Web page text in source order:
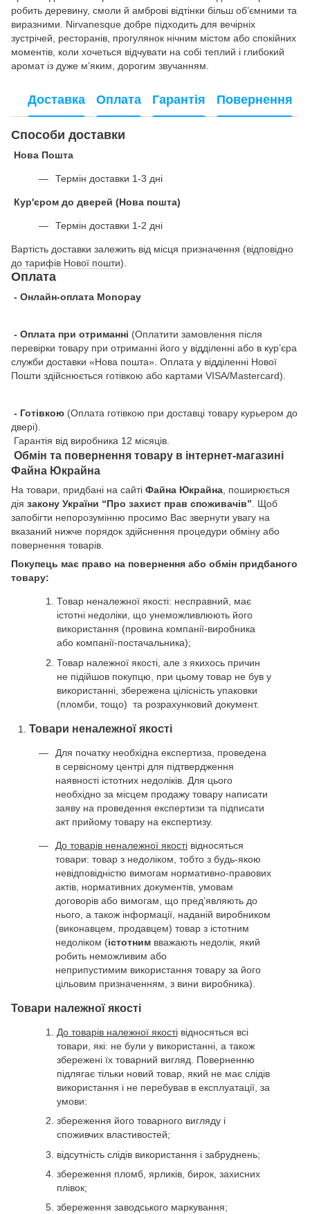
робить деревину, смоли й амброві відтінки більш об’ємними та
виразними. Nirvanesque добре підходить для вечірніх
зустрічей, ресторанів, прогулянок нічним містом або спокійних
моментів, коли хочеться відчувати на собі теплий і глибокий
аромат із дуже м’яким, дорогим звучанням.
Доставка Оплата Гарантія Повернення
Способи доставки
Нова Пошта
Термін доставки 1-3 дні
Кур'єром до дверей (Нова пошта)
Термін доставки 1-2 дні
Вартість доставки залежить від місця призначення (відповідно
до тарифів Нової пошти).
Оплата
- Онлайн-оплата Monopay
- Оплата при отриманні (Оплатити замовлення після
перевірки товару при отриманні його у відділенні або в кур’єра
служби доставки «Нова пошта». Оплата у відділенні Нової
Пошти здійснюється готівкою або картами VISA/Mastercard).
- Готівкою (Оплата готівкою при доставці товару курьером до
двері).
Гарантія від виробника 12 місяців.
Обмін та повернення товару в інтернет-магазині
Файна Юкрайна
На товари, придбані на сайті Файна Юкрайна, поширюється
дія закону України “Про захист прав споживачів”. Щоб
запобігти непорозумінню просимо Вас звернути увагу на
вказаний нижче порядок здійснення процедури обміну або
повернення товарів.
Покупець має право на повернення або обмін придбаного
товару:
Товар неналежної якості: несправний, має
істотні недоліки, що унеможливлюють його
використання (провина компанії-виробника
або компанії-постачальника);
Товар належної якості, але з якихось причин
не підійшов покупцю, при цьому товар не був у
використанні, збережена цілісність упаковки
(пломби, тощо) та розрахунковий документ.
Товари неналежної якості
Для початку необхідна експертиза, проведена
в сервісному центрі для підтвердження
наявності істотних недоліків. Для цього
необхідно за місцем продажу товару написати
заяву на проведення експертизи та підписати
акт прийому товару на експертизу.
До товарів неналежної якості відносяться
товари: товар з недоліком, тобто з будь-якою
невідповідністю вимогам нормативно-правових
актів, нормативних документів, умовам
договорів або вимогам, що пред’являють до
нього, а також інформації, наданій виробником
(виконавцем, продавцем) товар з істотним
недоліком (істотним вважають недолік, який
робить неможливим або
неприпустимим використання товару за його
цільовим призначенням, з вини виробника).
Товари належної якості
До товарів належної якості відносяться всі
товари, які: не були у використанні, а також
збережені їх товарний вигляд. Поверненню
підлягає тільки новий товар, який не має слідів
використання і не перебував в експлуатації, за
умови:
збереження його товарного вигляду і
споживчих властивостей;
відсутність слідів використання і забруднень;
збереження пломб, ярликів, бирок, захисних
плівок;
збереження заводського маркування;